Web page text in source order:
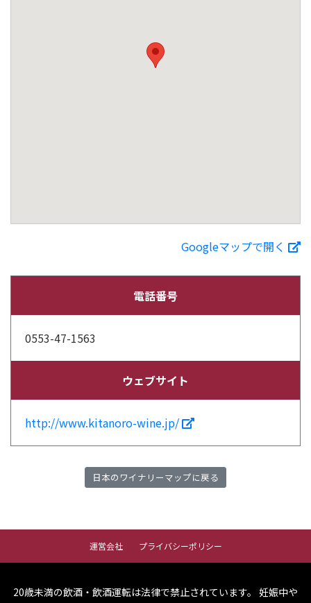
Googleマップで開く
電話番号
0553-47-1563
ウェブサイト
http://www.kitanoro-wine.jp/
日本のワイナリーマップに戻る
運営会社 プライバシーポリシー
20歳未満の飲酒・飲酒運転は法律で禁止されています。 妊娠中や